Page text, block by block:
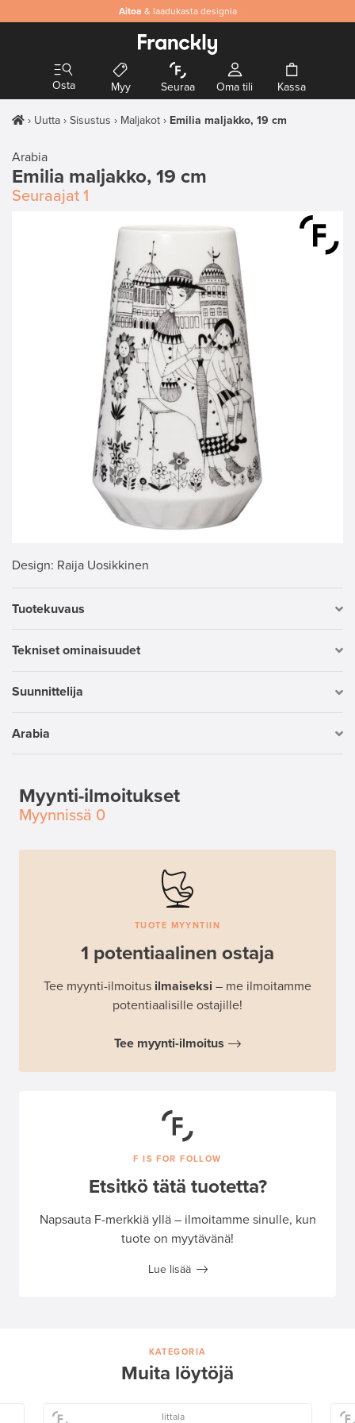
Aitoa & laadukasta designia
Osta Myy Seuraa Oma tili Kassa
Uutta Sisustus Maljakot Emilia maljakko, 19 cm
Arabia
Emilia maljakko, 19 cm
Seuraajat 1
Design: Raija Uosikkinen
Tuotekuvaus
Tekniset ominaisuudet
Suunnittelija
Arabia
Myynti-ilmoitukset
Myynnissä 0
TUOTE MYYNTIIN
1 potentiaalinen ostaja
Tee myynti-ilmoitus ilmaiseksi – me ilmoitamme
potentiaalisille ostajille!
Tee myynti-ilmoitus
F IS FOR FOLLOW
Etsitkö tätä tuotetta?
Napsauta F-merkkiä yllä – ilmoitamme sinulle, kun
tuote on myytävänä!
Lue lisää
KATEGORIA
Muita löytöjä
Iittala